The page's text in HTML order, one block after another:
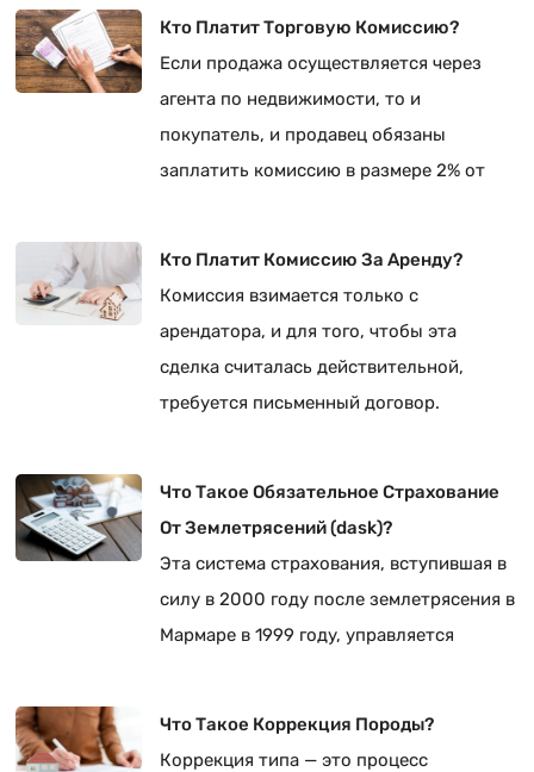
Кто Платит Торговую Комиссию?
Если продажа осуществляется через
агента по недвижимости, то и
покупатель, и продавец обязаны
заплатить комиссию в размере 2% от
Кто Платит Комиссию За Аренду?
Комиссия взимается только с
арендатора, и для того, чтобы эта
сделка считалась действительной,
требуется письменный договор.
Что Такое Обязательное Страхование
От Землетрясений (dask)?
Эта система страхования, вступившая в
силу в 2000 году после землетрясения в
Мармаре в 1999 году, управляется
Что Такое Коррекция Породы?
Коррекция типа — это процесс